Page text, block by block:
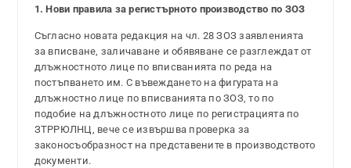
1. Нови правила за регистърното производство по ЗОЗ
Съгласно новата редакция на чл. 28 ЗОЗ заявленията
за вписване, заличаване и обявяване се разглеждат от
длъжностното лице по вписванията по реда на
постъпването им. С въвеждането на фигурата на
длъжностно лице по вписванията по ЗОЗ, то по
подобие на длъжностното лице по регистрацията по
ЗТРРЮЛНЦ, вече се извършва проверка за
законосъобразност на представените в производството
документи.